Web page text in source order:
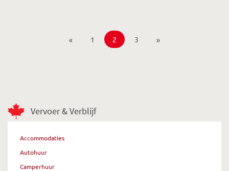
Vervoer & Verblijf
Accommodaties
Autohuur
Camperhuur
« 1 2 3 »